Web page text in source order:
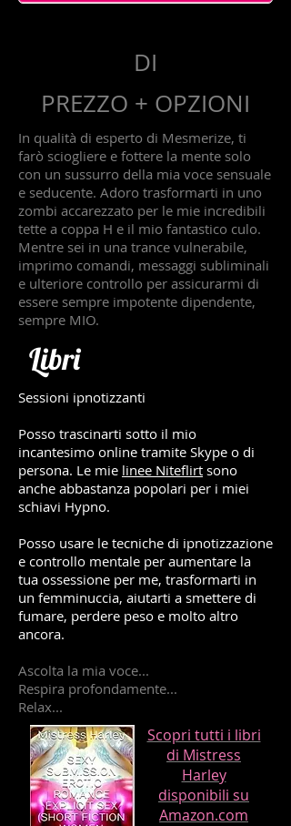
DI
PREZZO + OPZIONI
In qualità di esperto di Mesmerize, ti
farò sciogliere e fottere la mente solo
con un sussurro della mia voce sensuale
e seducente. Adoro trasformarti in uno
zombi accarezzato per le mie incredibili
tette a coppa H e il mio fantastico culo.
Mentre sei in una trance vulnerabile,
imprimo comandi, messaggi subliminali
e ulteriore controllo per assicurarmi di
essere sempre impotente dipendente,
sempre MIO.
Libri
Sessioni ipnotizzanti
Posso trascinarti sotto il mio
incantesimo online tramite Skype o di
persona. Le mie linee Niteflirt sono
anche abbastanza popolari per i miei
schiavi Hypno.
Posso usare le tecniche di ipnotizzazione
e controllo mentale per aumentare la
tua ossessione per me, trasformarti in
un femminuccia, aiutarti a smettere di
fumare, perdere peso e molto altro
ancora.
Ascolta la mia voce...
Respira profondamente...
Relax...
Scopri tutti i libri
di Mistress
Harley
disponibili su
Amazon.com